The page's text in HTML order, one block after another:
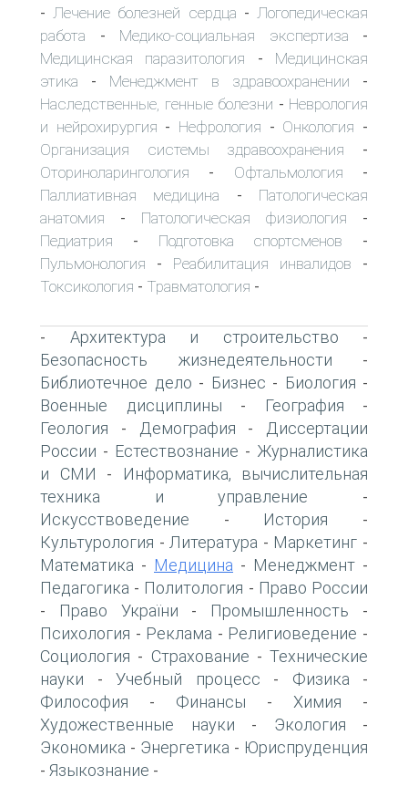
- Лечение болезней сердца - Логопедическая
работа - Медико-социальная экспертиза -
Медицинская паразитология - Медицинская
этика - Менеджмент в здравоохранении -
Наследственные, генные болезни - Неврология
и нейрохирургия - Нефрология - Онкология -
Организация системы здравоохранения -
Оториноларингология - Офтальмология -
Паллиативная медицина - Патологическая
анатомия - Патологическая физиология -
Педиатрия - Подготовка спортсменов -
Пульмонология - Реабилитация инвалидов -
Токсикология - Травматология -
- Архитектура и строительство -
Безопасность жизнедеятельности -
Библиотечное дело - Бизнес - Биология -
Военные дисциплины - География -
Геология - Демография -
Диссертации
России - Естествознание - Журналистика
и СМИ -
Информатика, вычислительная
техника и управление -
Искусствоведение - История -
Культурология - Литература - Маркетинг -
Математика - Медицина - Менеджмент -
Педагогика - Политология - Право России
- Право України - Промышленность -
Психология - Реклама - Религиоведение -
Социология - Страхование - Технические
науки - Учебный процесс - Физика -
Философия - Финансы - Химия -
Художественные науки - Экология -
Экономика - Энергетика - Юриспруденция
- Языкознание -